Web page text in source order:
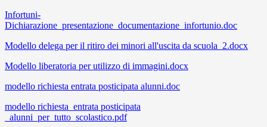
Infortuni-
Dichiarazione_presentazione_documentazione_infortunio.doc
Modello delega per il ritiro dei minori all'uscita da scuola_2.docx
Modello liberatoria per utilizzo di immagini.docx
modello richiesta entrata posticipata alunni.doc
modello richiesta_entrata posticipata
_alunni_per_tutto_scolastico.pdf